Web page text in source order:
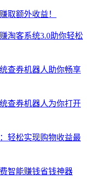
取额外收益！
淘客系统3.0助你轻松
查券机器人助你畅享
查券机器人为你打开
轻松实现购物收益最
智能赚钱省钱神器